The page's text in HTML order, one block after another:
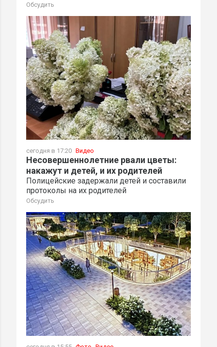
Обсудить
сегодня в 17:20 Видео
Несовершеннолетние рвали цветы:
накажут и детей, и их родителей
Полицейские задержали детей и составили
протоколы на их родителей
Обсудить